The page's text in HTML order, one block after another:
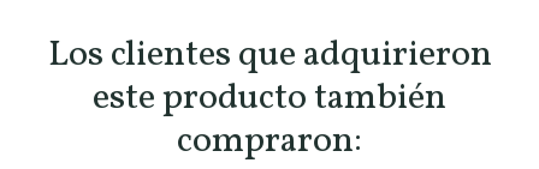
Los clientes que adquirieron
este producto también
compraron: